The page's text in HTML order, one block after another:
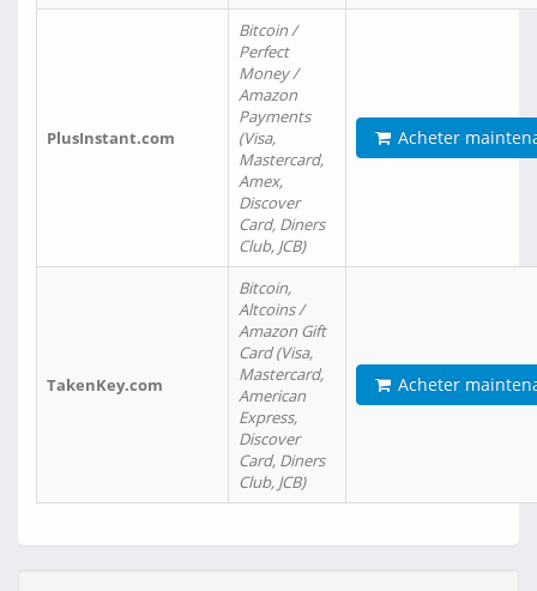
PlusInstant.com
Bitcoin /
Perfect
Money /
Amazon
Payments
(Visa,
Mastercard,
Amex,
Discover
Card, Diners
Club, JCB)
Acheter
TakenKey.com
Bitcoin,
Altcoins /
Amazon Gift
Card (Visa,
Mastercard,
American
Express,
Discover
Card, Diners
Club, JCB)
Acheter